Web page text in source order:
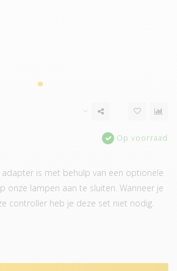
Op voorraad
is met behulp van een optionele
onze lampen aan te sluiten. Wanneer je
controller heb je deze set niet nodig.